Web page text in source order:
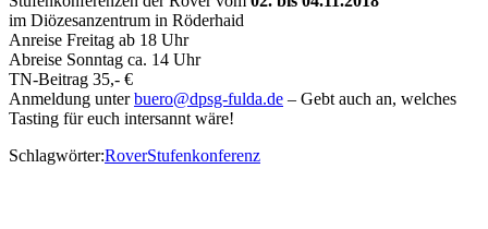
im Diözesanzentrum in Röderhaid
Anreise Freitag ab 18 Uhr
Abreise Sonntag ca. 14 Uhr
TN-Beitrag 35,- €
Anmeldung unterbuero@dpsg-fulda.de – Gebt auch an, welches
Tasting für euch intersannt wäre!
Schlagwörter:RoverStufenkonferenz